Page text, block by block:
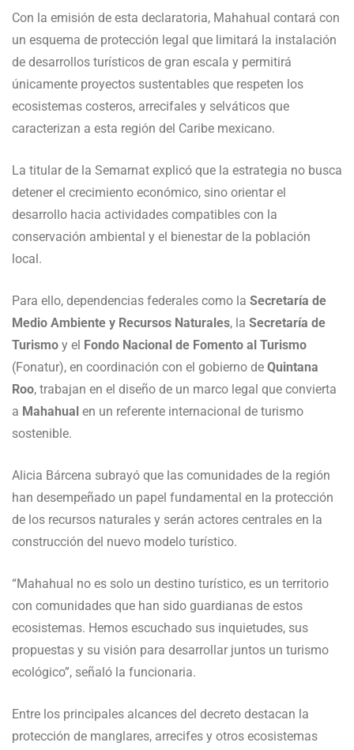
Con la emisión de esta declaratoria, Mahahual contará con
un esquema de protección legal que limitará la instalación
de desarrollos turísticos de gran escala y permitirá
únicamente proyectos sustentables que respeten los
ecosistemas costeros, arrecifales y selváticos que
caracterizan a esta región del Caribe mexicano.
La titular de la Semarnat explicó que la estrategia no busca
detener el crecimiento económico, sino orientar el
desarrollo hacia actividades compatibles con la
conservación ambiental y el bienestar de la población
local.
Para ello, dependencias federales como la Secretaría de
Medio Ambiente y Recursos Naturales, la Secretaría de
Turismo y el Fondo Nacional de Fomento al Turismo
(Fonatur), en coordinación con el gobierno de Quintana
Roo, trabajan en el diseño de un marco legal que convierta
a Mahahual en un referente internacional de turismo
sostenible.
Alicia Bárcena subrayó que las comunidades de la región
han desempeñado un papel fundamental en la protección
de los recursos naturales y serán actores centrales en la
construcción del nuevo modelo turístico.
“Mahahual no es solo un destino turístico, es un territorio
con comunidades que han sido guardianas de estos
ecosistemas. Hemos escuchado sus inquietudes, sus
propuestas y su visión para desarrollar juntos un turismo
ecológico”, señaló la funcionaria.
Entre los principales alcances del decreto destacan la
protección de manglares, arrecifes y otros ecosistemas